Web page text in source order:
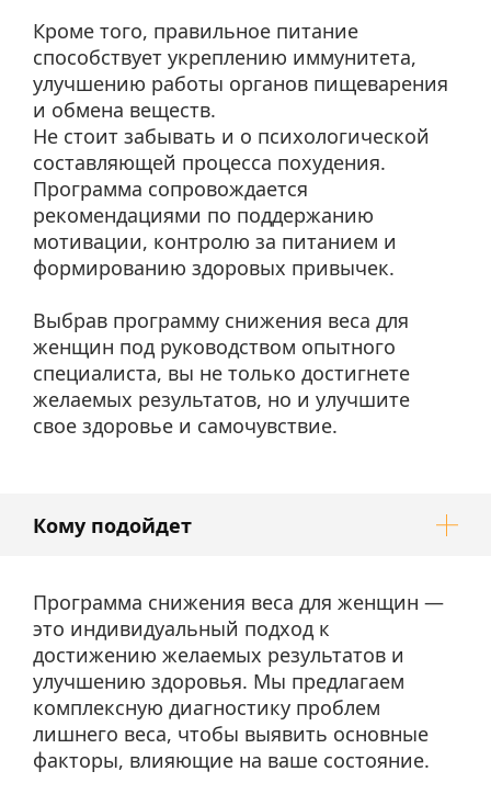
Кроме того, правильное питание
способствует укреплению иммунитета,
улучшению работы органов пищеварения
и обмена веществ.
Не стоит забывать и о психологической
составляющей процесса похудения.
Программа сопровождается
рекомендациями по поддержанию
мотивации, контролю за питанием и
формированию здоровых привычек.
Выбрав программу снижения веса для
женщин под руководством опытного
специалиста, вы не только достигнете
желаемых результатов, но и улучшите
свое здоровье и самочувствие.
Кому подойдет
Программа снижения веса для женщин —
это индивидуальный подход к
достижению желаемых результатов и
улучшению здоровья. Мы предлагаем
комплексную диагностику проблем
лишнего веса, чтобы выявить основные
факторы, влияющие на ваше состояние.